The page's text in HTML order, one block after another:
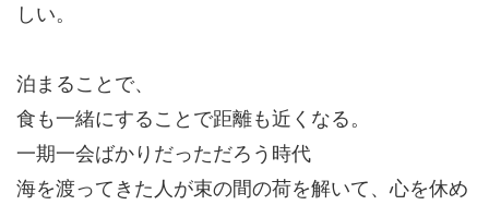
しい。
泊まることで、
食も一緒にすることで距離も近くなる。
一期一会ばかりだっただろう時代
海を渡ってきた人が束の間の荷を解いて、心を休め